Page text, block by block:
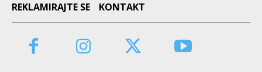
REKLAMIRAJTE SE
KONTAKT